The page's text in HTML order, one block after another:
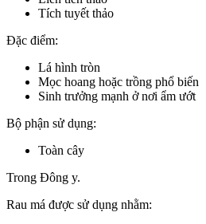
Tích tuyết thảo
Đặc điểm:
Lá hình tròn
Mọc hoang hoặc trồng phổ biến
Sinh trưởng mạnh ở nơi ẩm ướt
Bộ phận sử dụng:
Toàn cây
Trong Đông y.
Rau má được sử dụng nhằm: